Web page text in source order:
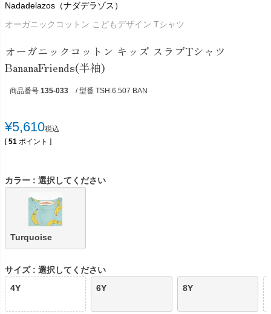
Nadadelazos（ナダデラゾス）
オーガニックコットン こどもデザイン Tシャツ
オーガニックコットン キッズ スラブTシャツ
BananaFriends(半袖)
商品番号 135-033 / 型番 TSH.6.507 BAN
¥5,610税込
[ 51 ポイント ]
カラー 選択してください
Turquoise
サイズ
選択してください
4Y
6Y 8Y